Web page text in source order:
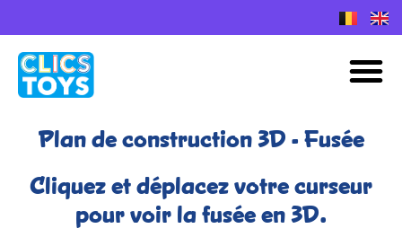
Plan de construction 3D - Fusée
Cliquez et déplacez votre curseur
pour voir la fusée en 3D.